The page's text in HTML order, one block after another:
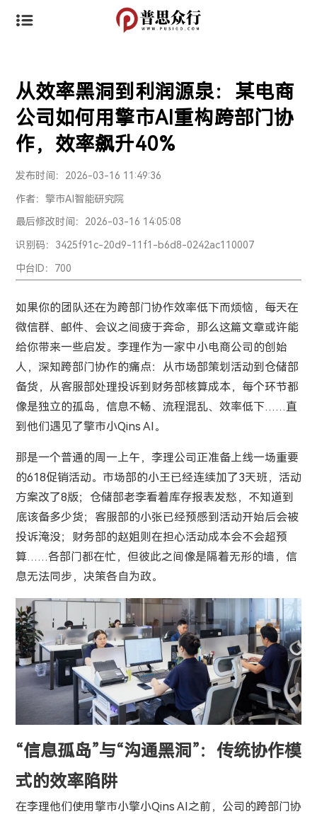
从效率黑洞到利润源泉：某电商
公司如何用擎市AI重构跨部门协
作，效率飙升40%
发布时间：2026-03-16 11:49:36
作者：擎市AI智能研究院
最后修改时间：2026-03-16 14:05:08
识别码：3425f91c-20d9-11f1-b6d8-0242ac110007
中台ID：700
如果你的团队还在为跨部门协作效率低下而烦恼，每天在
微信群、邮件、会议之间疲于奔命，那么这篇文章或许能
给你带来一些启发。李理作为一家中小电商公司的创始
人，深知跨部门协作的痛点：从市场部策划活动到仓储部
备货，从客服部处理投诉到财务部核算成本，每个环节都
像是独立的孤岛，信息不畅、流程混乱、效率低下……直
到他们遇见了擎市小Qins AI。
那是一个普通的周一上午，李理公司正准备上线一场重要
的618促销活动。市场部的小王已经连续加了3天班，活动
方案改了8版；仓储部老李看着库存报表发愁，不知道到
底该备多少货；客服部的小张已经预感到活动开始后会被
投诉淹没；财务部的赵姐则在担心活动成本会不会超预
算……各部门都在忙，但彼此之间像是隔着无形的墙，信
息无法同步，决策各自为政。
“信息孤岛”与“沟通黑洞”：传统协作模
式的效率陷阱
在李理他们使用擎市小擎小Qins AI之前，公司的跨部门协